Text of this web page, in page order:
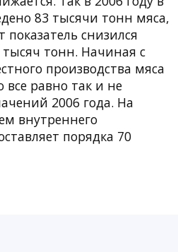
83 тысячи тонн мяса,
показатель снизился
тонн. Начиная с
производства мяса
все равно так и не
2006 года. На
внутреннего
порядка 70